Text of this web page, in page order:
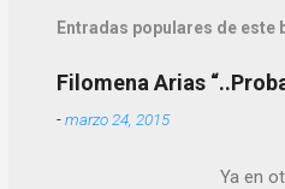
Entradas populares de este
Filomena Arias
-marzo 24, 2015
Ya en